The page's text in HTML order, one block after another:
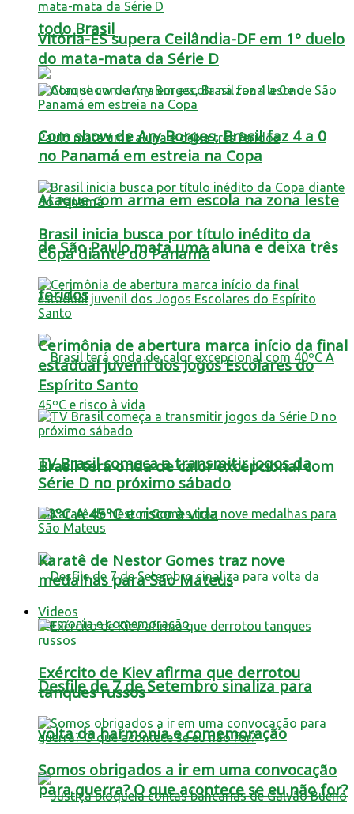
todo Brasil
Ataque com arma em escola na zona leste
de São Paulo mata uma aluna e deixa três
feridos
Brasil terá onda de calor excepcional com
40ºC A 45ºC e risco à vida
Desfile de 7 de Setembro sinaliza para
volta da harmonia e comemoração
Vitória-ES supera Ceilândia-DF em 1º duelo
do mata-mata da Série D
Com show de Ary Borges, Brasil faz 4 a 0
no Panamá em estreia na Copa
Brasil inicia busca por título inédito da
Copa diante do Panamá
Cerimônia de abertura marca início da final
estadual juvenil dos Jogos Escolares do
Espírito Santo
TV Brasil começa a transmitir jogos da
Série D no próximo sábado
Karatê de Nestor Gomes traz nove
medalhas para São Mateus
Videos
Exército de Kiev afirma que derrotou
tanques russos
Somos obrigados a ir em uma convocação
para guerra? O que acontece se eu não for?